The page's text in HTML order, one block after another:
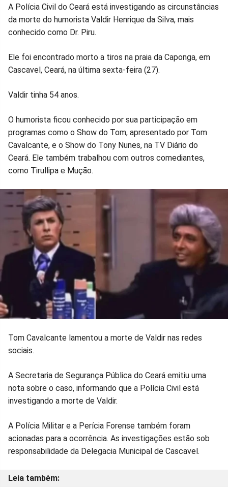
Compartilhar
no
Facebook
Compartilhar
no
Whatsapp
Compartilhar
no
Twitter
Compartilhar
Messenger
Compartilhar
TelegramGettr
A Polícia Civil do Ceará está investigando as circunstâncias
da morte do humorista Valdir Henrique da Silva, mais
conhecido como Dr. Piru.
Ele foi encontrado morto a tiros na praia da Caponga, em
Cascavel, Ceará, na última sexta-feira (27).
Valdir tinha 54 anos.
O humorista ficou conhecido por sua participação em
programas como o Show do Tom, apresentado por Tom
Cavalcante, e o Show do Tony Nunes, na TV Diário do
Ceará. Ele também trabalhou com outros comediantes,
como Tirullipa e Mução.
Tom Cavalcante lamentou a morte de Valdir nas redes
sociais.
A Secretaria de Segurança Pública do Ceará emitiu uma
nota sobre o caso, informando que a Polícia Civil está
investigando a morte de Valdir.
A Polícia Militar e a Perícia Forense também foram
acionadas para a ocorrência. As investigações estão sob
responsabilidade da Delegacia Municipal de Cascavel.